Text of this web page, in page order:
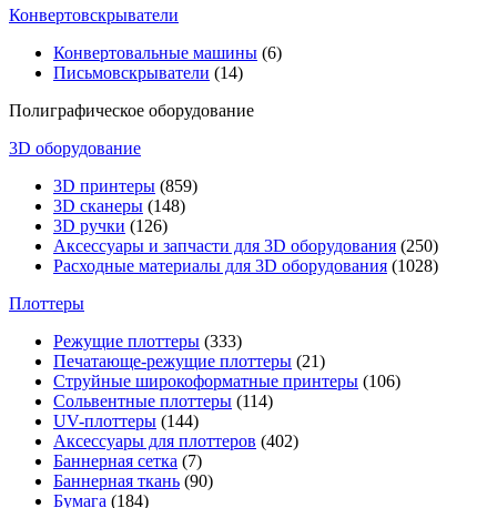
Конвертовскрыватели
Конвертовальные машины (6)
Письмовскрыватели (14)
Полиграфическое оборудование
3D оборудование
3D принтеры (859)
3D сканеры (148)
3D ручки (126)
Аксессуары и запчасти для 3D оборудования (250)
Расходные материалы для 3D оборудования (1028)
Плоттеры
Режущие плоттеры (333)
Печатающе-режущие плоттеры (21)
Струйные широкоформатные принтеры (106)
Сольвентные плоттеры (114)
UV-плоттеры (144)
Аксессуары для плоттеров (402)
Баннерная сетка (7)
Баннерная ткань (90)
Бумага (184)